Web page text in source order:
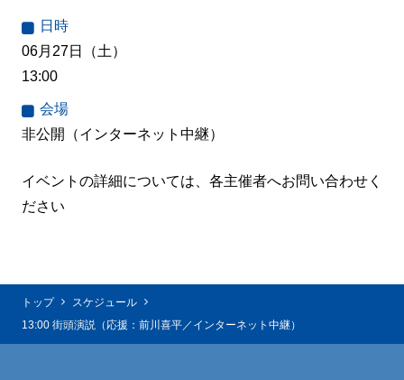
日時
06月27日（土）
13:00
会場
非公開（インターネット中継）
イベントの詳細については、各主催者へお問い合わせく
ださい
トップ
スケジュール
13:00 街頭演説（応援：前川喜平／インターネット中継）